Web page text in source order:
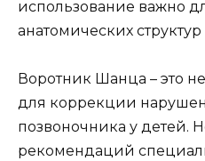
использование важно
анатомических
Воротник Шанца – это
для коррекции
позвоночника у детей.
рекомендаций